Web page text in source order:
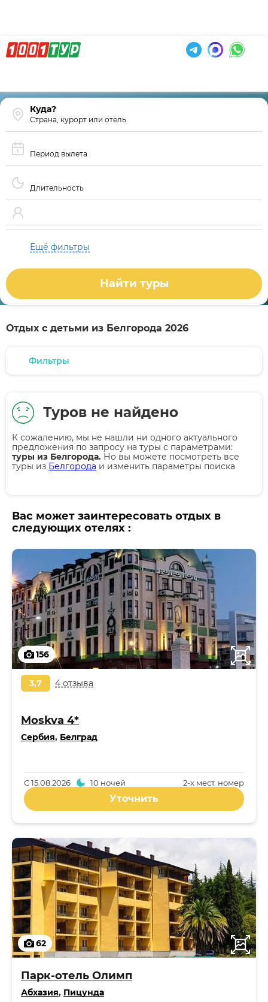
Страна, курорт или отель
Период вылета
Длительность
Ещё фильтры
Найти туры
Отдых с детьми из Белгорода 2026
Фильтры
Туров не найдено
К сожалению, мы не нашли ни одного актуального
предложения по запросу на туры с параметрами:
туры из Белгорода. Но вы можете посмотреть все
туры из Белгорода и изменить параметры поиска
Вас может заинтересовать отдых в
следующих отелях :
156
3,7 4 отзыва
Moskva 4*
Сербия, Белград
2-x мест. номер
С15.08.2026 10 ночей
Уточнить
62
Парк-отель Олимп
Абхазия, Пицунда